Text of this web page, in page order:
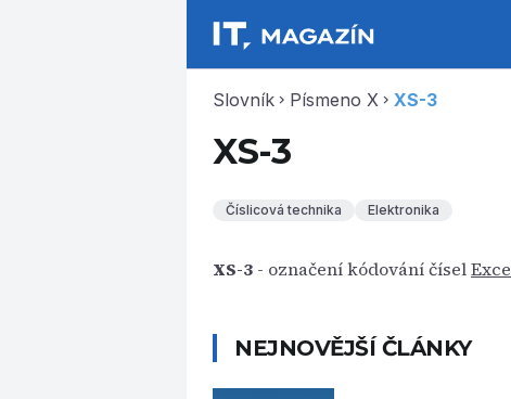
Slovník chevron_right Písmeno X chevron_right XS-3
XS-3
Číslicová technika Elektronika
XS-3 - označení kódování čísel
NEJNOVĚJŠÍ ČLÁNKY